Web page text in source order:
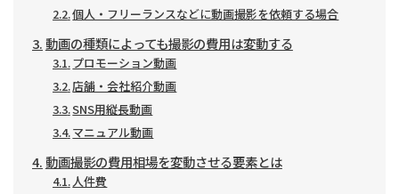
個人・フリーランスなどに動画撮影を依頼する場合
動画の種類によっても撮影の費用は変動する
プロモーション動画
店舗・会社紹介動画
SNS用縦長動画
マニュアル動画
動画撮影の費用相場を変動させる要素とは
人件費